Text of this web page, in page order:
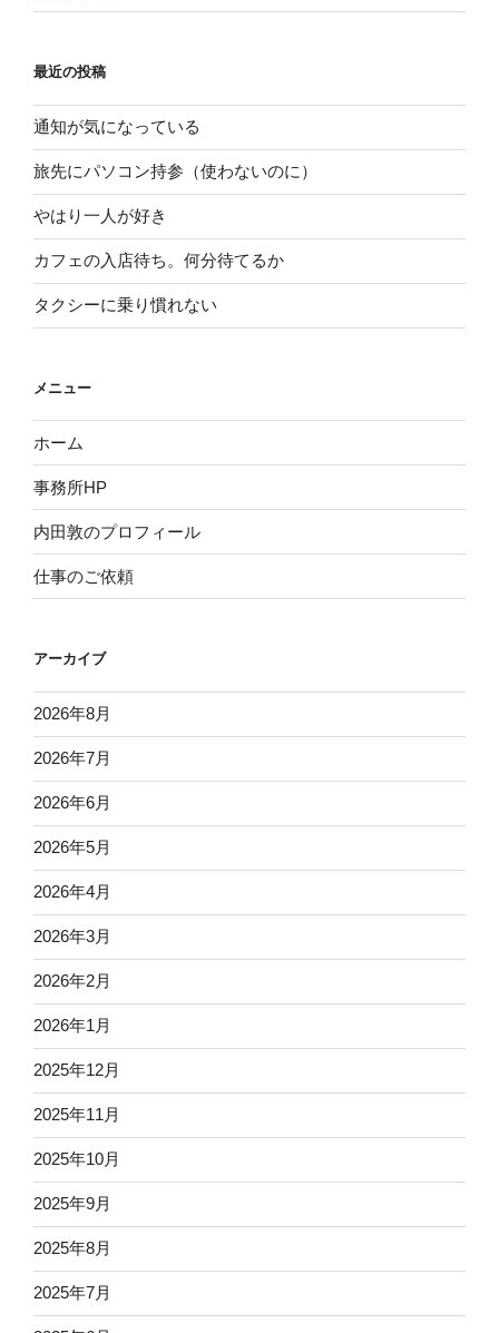
最近の投稿
通知が気になっている
旅先にパソコン持参（使わないのに）
やはり一人が好き
カフェの入店待ち。何分待てるか
タクシーに乗り慣れない
メニュー
ホーム
事務所HP
内田敦のプロフィール
仕事のご依頼
アーカイブ
2026年8月
2026年7月
2026年6月
2026年5月
2026年4月
2026年3月
2026年2月
2026年1月
2025年12月
2025年11月
2025年10月
2025年9月
2025年8月
2025年7月